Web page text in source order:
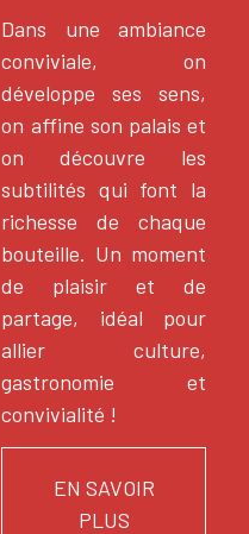
Dans une ambiance
conviviale, on
développe ses sens,
on affine son palais et
on découvre les
subtilités qui font la
richesse de chaque
bouteille. Un moment
de plaisir et de
partage, idéal pour
allier culture,
gastronomie et
convivialité !
EN SAVOIR
PLUS